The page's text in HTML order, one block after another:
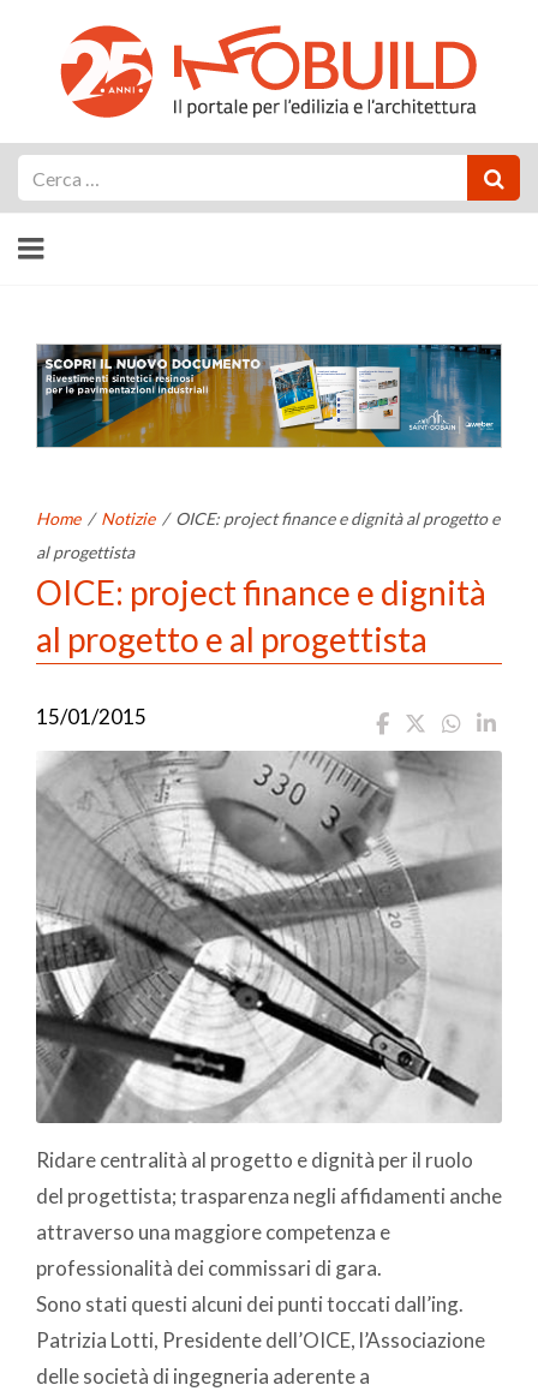
Home / Notizie / OICE: project finance e dignità al progetto e
al progettista
OICE: project finance e dignità
al progetto e al progettista
15/01/2015
Ridare centralità al progetto e dignità per il ruolo
del progettista; trasparenza negli affidamenti anche
attraverso una maggiore competenza e
professionalità dei commissari di gara.
Sono stati questi alcuni dei punti toccati dall’ing.
Patrizia Lotti, Presidente dell’OICE, l’Associazione
delle società di ingegneria aderente a